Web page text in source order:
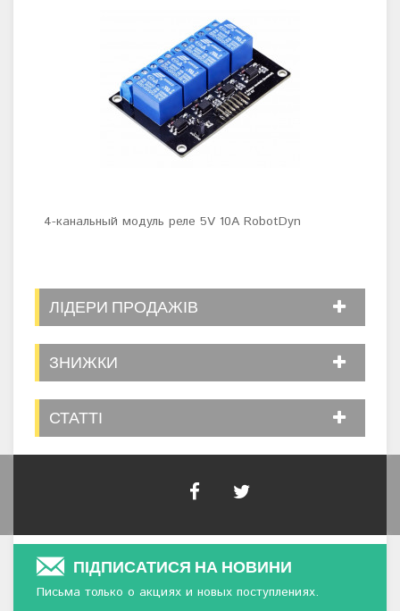
4-канальный модуль реле 5V 10A RobotDyn
ЛІДЕРИ ПРОДАЖІВ
ЗНИЖКИ
СТАТТІ
ПІДПИСАТИСЯ НА НОВИНИ
Письма только о акциях и новых поступлениях.